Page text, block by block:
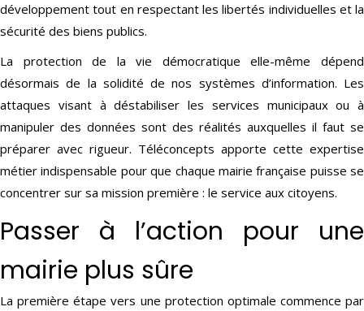
développement tout en respectant les libertés individuelles et la
sécurité des biens publics.
La protection de la vie démocratique elle-même dépend
désormais de la solidité de nos systèmes d’information. Les
attaques visant à déstabiliser les services municipaux ou à
manipuler des données sont des réalités auxquelles il faut se
préparer avec rigueur. Téléconcepts apporte cette expertise
métier indispensable pour que chaque mairie française puisse se
concentrer sur sa mission première : le service aux citoyens.
Passer à l’action pour une
mairie plus sûre
La première étape vers une protection optimale commence par